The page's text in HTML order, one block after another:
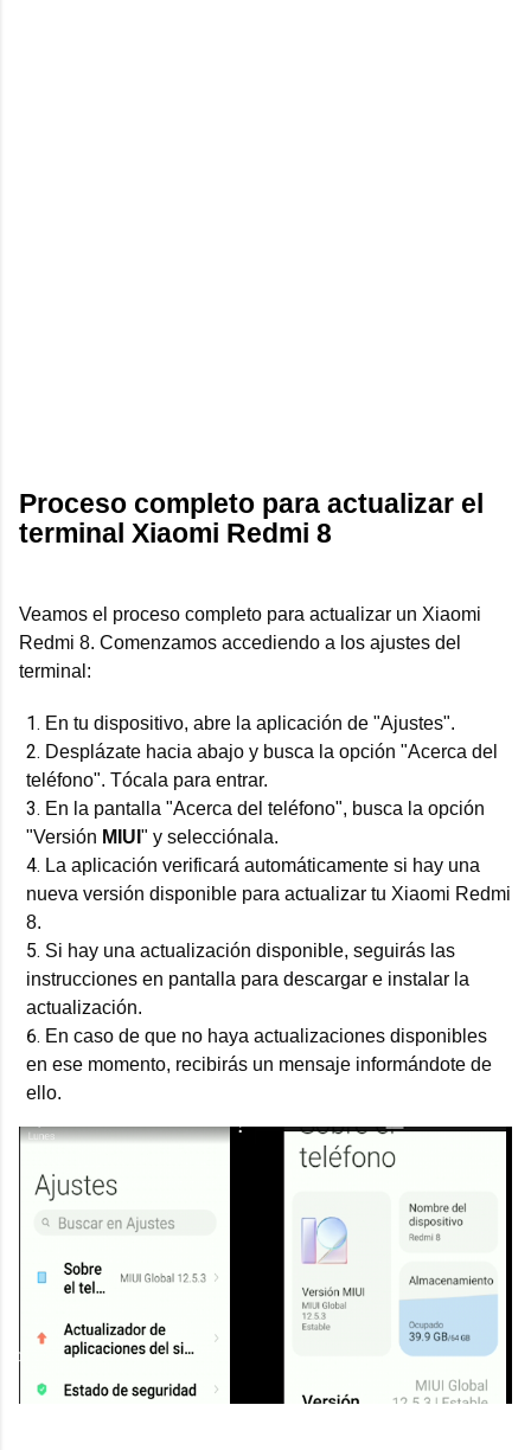
Proceso completo para actualizar el
terminal Xiaomi Redmi 8
Veamos el proceso completo para actualizar un Xiaomi
Redmi 8. Comenzamos accediendo a los ajustes del
terminal:
En tu dispositivo, abre la aplicación de "Ajustes".
Desplázate hacia abajo y busca la opción "Acerca del
teléfono". Tócala para entrar.
En la pantalla "Acerca del teléfono", busca la opción
"Versión MIUI " y selecciónala.
La aplicación verificará automáticamente si hay una
nueva versión disponible para actualizar tu Xiaomi Redmi
8.
Si hay una actualización disponible, seguirás las
instrucciones en pantalla para descargar e instalar la
actualización.
En caso de que no haya actualizaciones disponibles
en ese momento, recibirás un mensaje informándote de
ello.